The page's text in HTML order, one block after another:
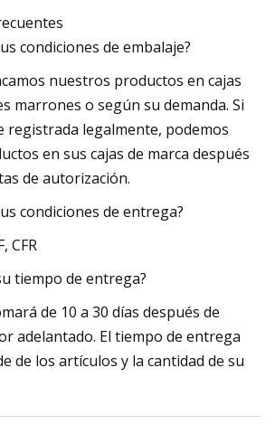
condiciones de embalaje?
nuestros productos en cajas
marrones o según su demanda. Si
registrada legalmente, podemos
en sus cajas de marca después
de autorización.
condiciones de entrega?
CFR
tiempo de entrega?
de 10 a 30 días después de
adelantado. El tiempo de entrega
de los artículos y la cantidad de su